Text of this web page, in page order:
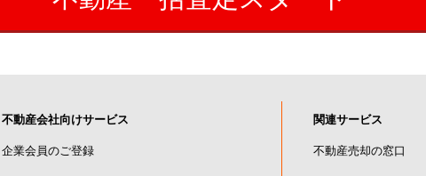
不動産会社向けサービス
企業会員のご登録
関連サービス
不動産売却の窓口